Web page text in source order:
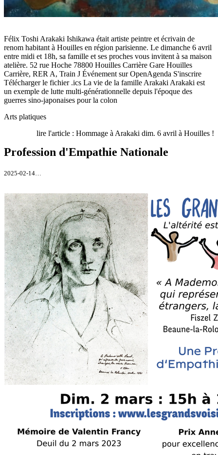
Félix Toshi Arakaki Ishikawa était artiste peintre et écrivain de
renom habitant à Houilles en région parisienne. Le dimanche 6 avril
entre midi et 18h, sa famille et ses proches vous invitent à sa maison
atelière. 52 rue Hoche 78800 Houilles Carrière Gare Houilles
Carrière, RER A, Train J Événement sur OpenAgenda S'inscrire
Télécharger le fichier .ics La vie de la famille Arakaki Arakaki est
un exemple de lutte multi-générationnelle depuis l'époque des
guerres sino-japonaises pour la colon
Arts platiques
lire l'article : Hommage à Arakaki dim. 6 avril à Houilles !
Profession d'Empathie Nationale
2025-02-14…